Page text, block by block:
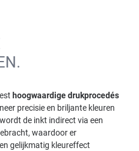
hoogwaardige drukprocedés
precisie en briljante kleuren
de inkt indirect via een
waardoor er
gelijkmatig kleureffect